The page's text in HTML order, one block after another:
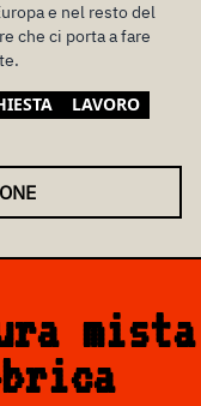
e nel resto del
che ci porta a fare
LAVORO
mista